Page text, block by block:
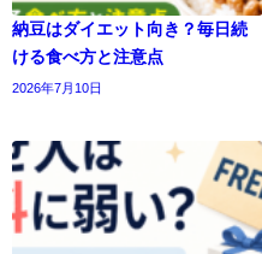
納豆はダイエット向き？毎日続
ける食べ方と注意点
2026年7月10日